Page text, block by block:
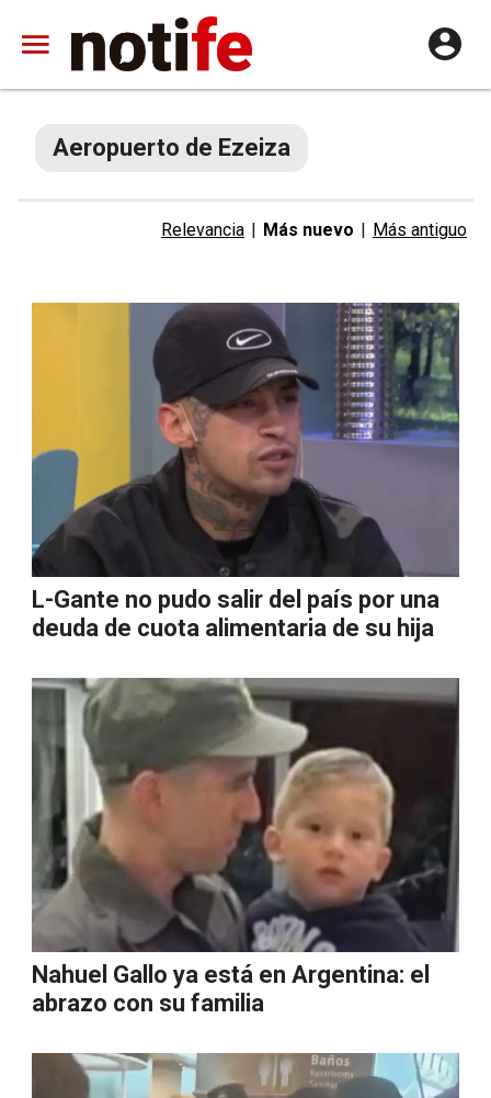
Aeropuerto de Ezeiza
Relevancia | Más nuevo | Más antiguo
L-Gante no pudo salir del país por una
deuda de cuota alimentaria de su hija
Nahuel Gallo ya está en Argentina: el
abrazo con su familia